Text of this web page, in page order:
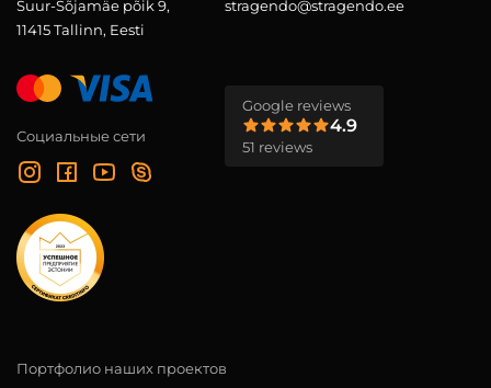
Suur-Sõjamäe põik 9,
11415 Tallinn, Eesti
stragendo@stragendo.ee
Социальные сети
Google reviews
4.9
51 reviews
Портфолио наших проектов